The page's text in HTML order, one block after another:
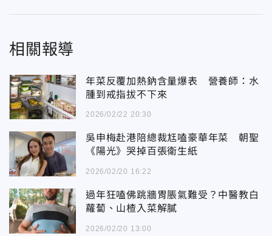
相關報導
年菜反覆加熱鈉含量爆表 營養師：水
腫到戒指拔不下來
2026/02/22 20:30
吳申梅赴港陪總裁尪嗑豪華年菜 朝聖
《陽光》哭掉百張衛生紙
2026/02/20 16:22
過年狂嗑佛跳牆胃脹氣難受？中醫教白
蘿蔔、山楂入菜解膩
2026/02/20 13:00